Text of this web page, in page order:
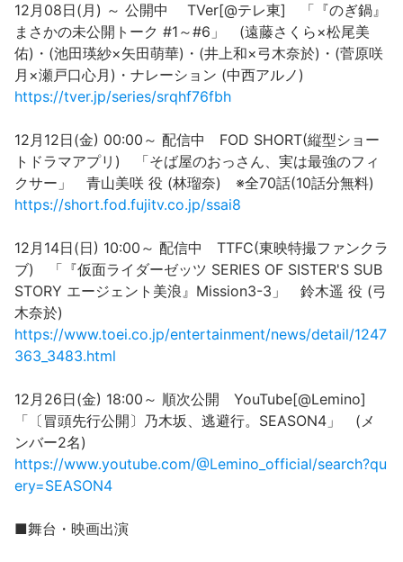
12月08日(月) ～ 公開中 TVer[@テレ東] 「『のぎ鍋』
まさかの未公開トーク #1～#6」 (遠藤さくら×松尾美
佑)・(池田瑛紗×矢田萌華)・(井上和×弓木奈於)・(菅原咲
月×瀬戸口心月)・ナレーション (中西アルノ)
https://tver.jp/series/srqhf76fbh
12月12日(金) 00:00～ 配信中 FOD SHORT(縦型ショー
トドラマアプリ) 「そば屋のおっさん、実は最強のフィ
クサー」 青山美咲 役 (林瑠奈) ※全70話(10話分無料)
https://short.fod.fujitv.co.jp/ssai8
12月14日(日) 10:00～ 配信中 TTFC(東映特撮ファンクラ
ブ) 「『仮面ライダーゼッツ SERIES OF SISTER'S SUB
STORY エージェント美浪』Mission3-3」 鈴木遥 役 (弓
木奈於)
https://www.toei.co.jp/entertainment/news/detail/1247
363_3483.html
12月26日(金) 18:00～ 順次公開 YouTube[@Lemino]
「〔冒頭先行公開〕乃木坂、逃避行。SEASON4」 (メ
ンバー2名)
https://www.youtube.com/@Lemino_official/search?qu
ery=SEASON4
■舞台・映画出演